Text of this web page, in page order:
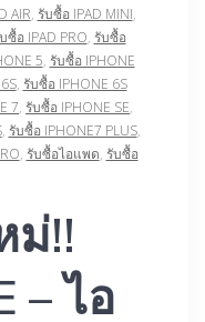
AIR, รับซื้อ IPAD MINI,
ซื้อ IPAD PRO, รับซื้อ
5, รับซื้อ IPHONE
, รับซื้อ IPHONE 6S
7, รับซื้อ IPHONE SE,
, รับซื้อ IPHONE7 PLUS,
, รับซื้อไอแพด, รับซื้อ
ม่!!
– ไอ